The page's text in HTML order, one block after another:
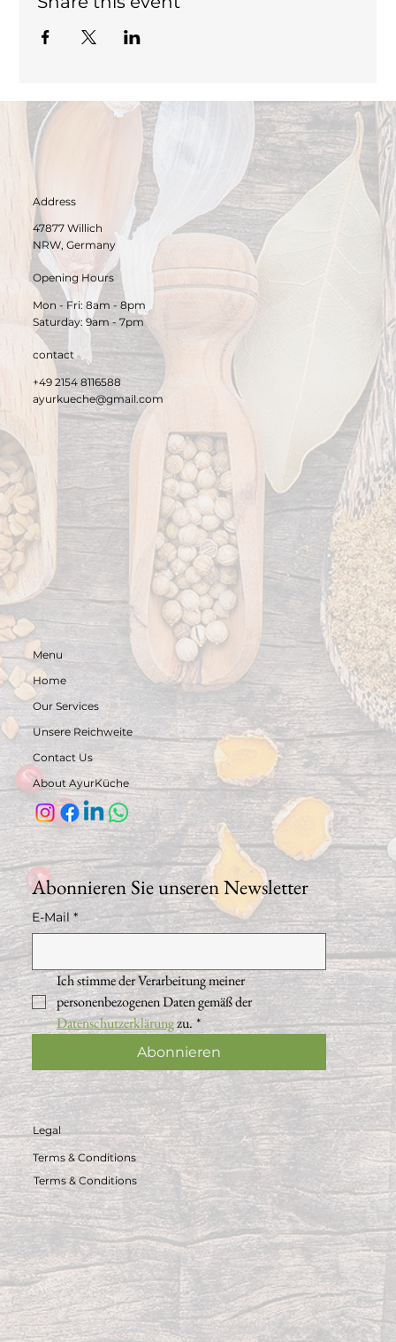
Address
47877 Willich
NRW, Germany
Opening Hours
Mon - Fri: 8am - 8pm
​Saturday: 9am - 7pm​
contact
+49 2154 8116588
ayurkueche@gmail.com
Abonnieren Sie unseren Newsletter
E-Mail *
Ich stimme der Verarbeitung meiner
personenbezogenen Daten gemäß der
Datenschutzerklärung zu. *
Abonnieren
Menu
Home
About AyurKüche
Our Services
Unsere Reichweite
Contact Us
Legal
Terms & Conditions
Terms & Conditions